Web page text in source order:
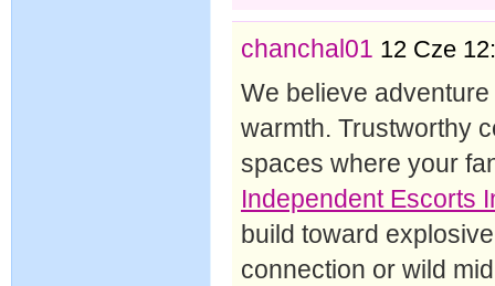
chanchal01 12 Cze
We believe
warmth. Trustworthy
spaces where your
Independent Escorts
build toward
connection or wild